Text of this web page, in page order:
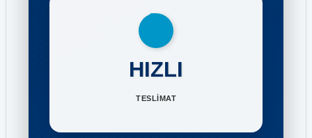
HIZLI
TESLİMAT